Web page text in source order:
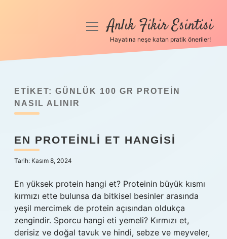
Anasayfa
Yasal Uyarı
menüyüAnlık Fikir Esintisi
Hayatına neşe katan pratik öneriler!
ETIKET: GÜNLÜK 100 GR PROTEIN
NASIL ALINIR
EN PROTEINLI ET HANGISI
Tarih: Kasım 8, 2024
En yüksek protein hangi et? Proteinin büyük kısmı
kırmızı ette bulunsa da bitkisel besinler arasında
yeşil mercimek de protein açısından oldukça
zengindir. Sporcu hangi eti yemeli? Kırmızı et,
derisiz ve doğal tavuk ve hindi, sebze ve meyveler,